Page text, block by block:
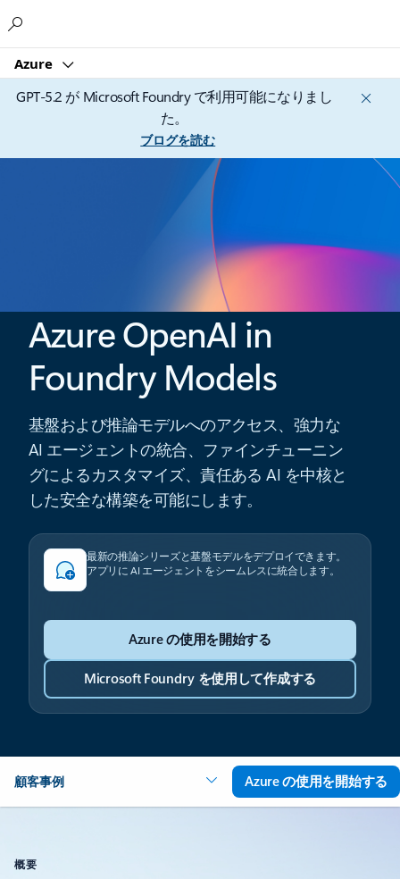
Azure
GPT-5.2 が Microsoft Foundry で利用可能になりまし
た。
ブログを読む
Azure OpenAI in
Foundry Models
基盤および推論モデルへのアクセス、強力な
AI エージェントの統合、ファインチューニン
グによるカスタマイズ、責任ある AI を中核と
した安全な構築を可能にします。
最新の推論シリーズと基盤モデルをデプロイできます。
アプリに AI エージェントをシームレスに統合します。
Azure の使用を開始する
Microsoft Foundry を使用して作成する
顧客事例 Azure の使用を開始する
概要